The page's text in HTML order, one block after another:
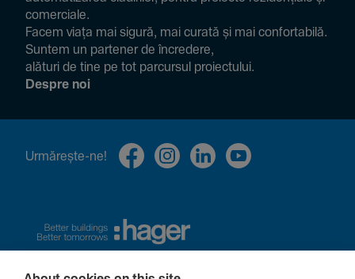
comer­ciale.
Facem viața mai sigură, mai curată și mai confor­ta­bilă.
Suntem un partener de încre­dere,
alături de tine pe tot parcursul proiec­tului.
Despre noi
Urmă­rește-ne!